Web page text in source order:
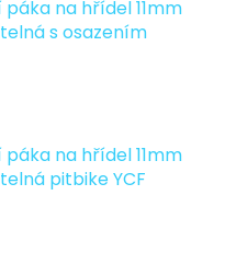
na hřídel 11mm
s osazením
na hřídel 11mm
pitbike YCF